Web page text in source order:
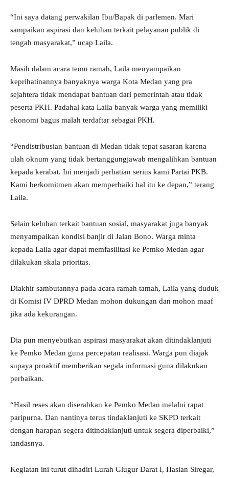
“Ini saya datang perwakilan Ibu/Bapak di parlemen. Mari
sampaikan aspirasi dan keluhan terkait pelayanan publik di
tengah masyarakat,” ucap Laila.
Masih dalam acara temu ramah, Laila menyampaikan
keprihatinannya banyaknya warga Kota Medan yang pra
sejahtera tidak mendapat bantuan dari pemerintah atau tidak
peserta PKH. Padahal kata Laila banyak warga yang memiliki
ekonomi bagus malah terdaftar sebagai PKH.
“Pendistribusian bantuan di Medan tidak tepat sasaran karena
ulah oknum yang tidak bertanggungjawab mengalihkan bantuan
kepada kerabat. Ini menjadi perhatian serius kami Partai PKB.
Kami berkomitmen akan memperbaiki hal itu ke depan,” terang
Laila.
Selain keluhan terkait bantuan sosial, masyarakat juga banyak
menyampaikan kondisi banjir di Jalan Bono. Warga minta
kepada Laila agar dapat memfasilitasi ke Pemko Medan agar
dilakukan skala prioritas.
Diakhir sambutannya pada acara ramah tamah, Laila yang duduk
di Komisi IV DPRD Medan mohon dukungan dan mohon maaf
jika ada kekurangan.
Dia pun menyebutkan aspirasi masyarakat akan ditindaklanjuti
ke Pemko Medan guna percepatan realisasi. Warga pun diajak
supaya proaktif memberikan segala informasi guna dilakukan
perbaikan.
“Hasil reses akan diserahkan ke Pemko Medan melalui rapat
paripurna. Dan nantinya terus tindaklanjuti ke SKPD terkait
dengan harapan segera ditindaklanjuti untuk segera diperbaiki,”
tandasnya.
Kegiatan ini turut dihadiri Lurah Glugur Darat I, Hasian Siregar,